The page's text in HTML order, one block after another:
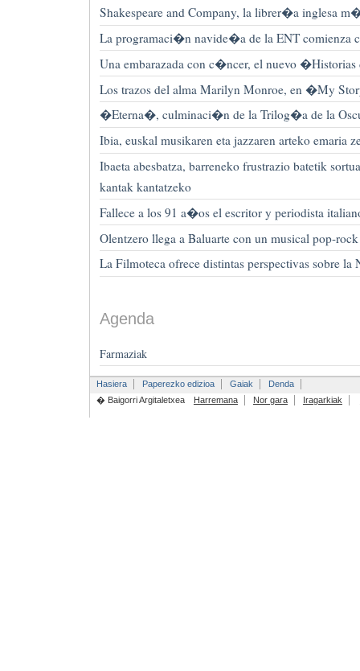
Shakespeare and Company, la librer�a inglesa
La programaci�n navide�a de la ENT
Una embarazada con c�ncer, el nuevo
Los trazos del alma Marilyn Monroe, en �My
�Eterna�, culminaci�n de la Trilog�a de la
Ibia, euskal musikaren eta jazzaren arteko emaria
Ibaeta abesbatza, barreneko frustrazio batetik
kantak kantatzeko
Fallece a los 91 a�os el escritor y periodista
Olentzero llega a Baluarte con un musical pop-rock
La Filmoteca ofrece distintas perspectivas sobre la
Agenda
Farmaziak
Hasiera Paperezko edizioa Gaiak
Denda
� Baigorri Argitaletxea
Harremana Nor gara Iragarkiak